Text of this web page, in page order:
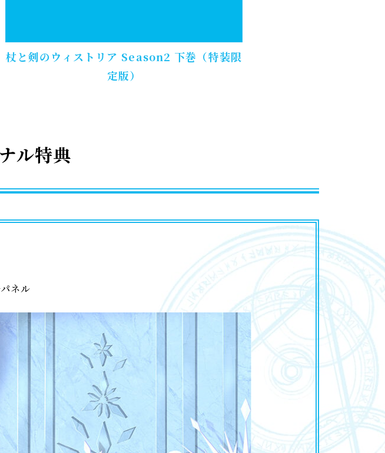
杖と剣のウィストリア Season2 下巻（特装限
定版）
ル特典
ネル